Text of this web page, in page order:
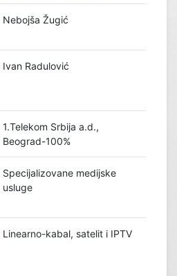
Nebojša Žugić
Ivan Radulović
1.Telekom Srbija a.d.,
Beograd-100%
Specijalizovane medijske
usluge
Linearno-kabal, satelit i IPTV